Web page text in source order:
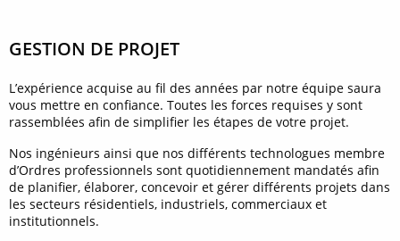
GESTION DE PROJET
L’expérience acquise au fil des années par notre équipe saura
vous mettre en confiance. Toutes les forces requises y sont
rassemblées afin de simplifier les étapes de votre projet.
Nos ingénieurs ainsi que nos différents technologues membre
d’Ordres professionnels sont quotidiennement mandatés afin
de planifier, élaborer, concevoir et gérer différents projets dans
les secteurs résidentiels, industriels, commerciaux et
institutionnels.